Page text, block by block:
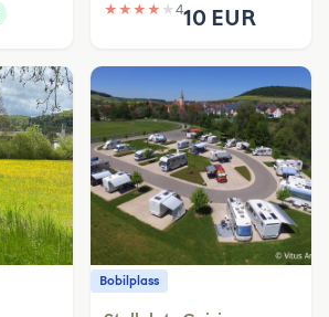
★ ★ ★ ★ ★ 410 EUR
Bobilplass